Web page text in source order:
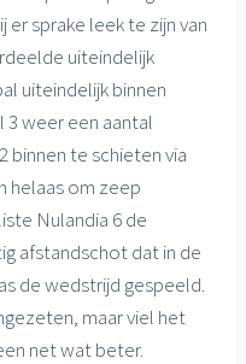
sprake leek te zijn van
uiteindelijk
uiteindelijk binnen
3 weer een aantal
binnen te schieten via
helaas om zeep
Nulandia 6 de
afstandschot dat in de
de wedstrijd gespeeld.
maar viel het
net wat beter.